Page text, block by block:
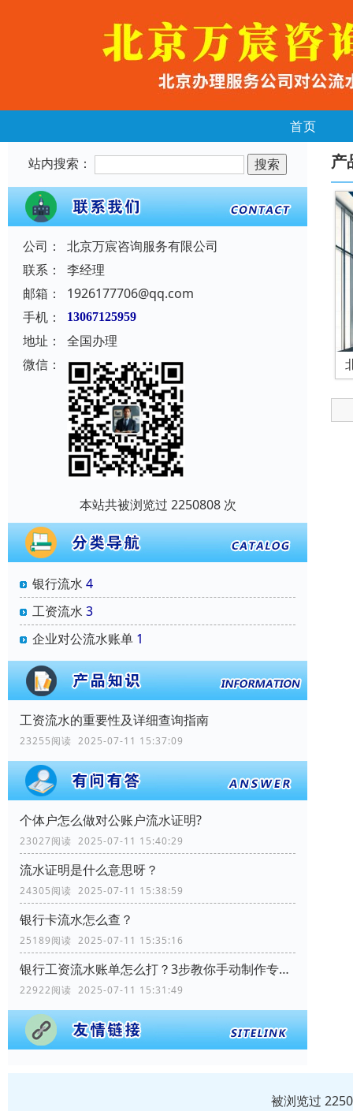
首页
站内搜索：
公司：
北京万宸咨询服务有限公司
联系：
李经理
邮箱：
1926177706@qq.com
手机：
13067125959
地址：
全国办理
微信：
本站共被浏览过 2250808 次
银行流水 4
工资流水 3
企业对公流水账单 1
工资流水的重要性及详细查询指南
23255阅读 2025-07-11 15:37:09
个体户怎么做对公账户流水证明?
23027阅读 2025-07-11 15:40:29
流水证明是什么意思呀？
24305阅读 2025-07-11 15:38:59
银行卡流水怎么查？
25189阅读 2025-07-11 15:35:16
银行工资流水账单怎么打？3步教你手动制作专业记录
22922阅读 2025-07-11 15:31:49
产
被浏览过